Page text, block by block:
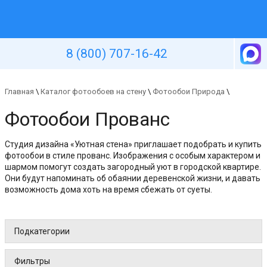
8 (800) 707-16-42
Главная \ Каталог фотообоев на стену \ Фотообои Природа \
Фотообои Прованс
Студия дизайна «Уютная стена» приглашает подобрать и купить
фотообои в стиле прованс. Изображения с особым характером и
шармом помогут создать загородный уют в городской квартире.
Они будут напоминать об обаянии деревенской жизни, и давать
возможность дома хоть на время сбежать от суеты.
Подкатегории
Фильтры